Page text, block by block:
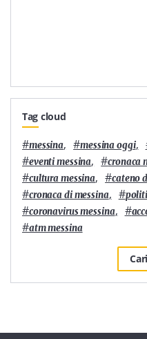
Tag cloud
#messina, #messina oggi,
#eventi messina, #cronaca
#cultura messina, #cateno
#cronaca di messina, #
#coronavirus messina, #
#atm messina